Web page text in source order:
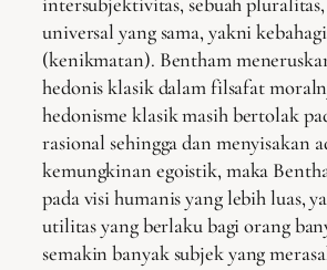
universal yang sama, yakni
(kenikmatan). Bentham
hedonis klasik dalam filsafat
hedonisme klasik masih bertolak
rasional sehingga dan menyisakan
kemungkinan egoistik, maka
pada visi humanis yang lebih luas,
utilitas yang berlaku bagi orang
semakin banyak subjek yang